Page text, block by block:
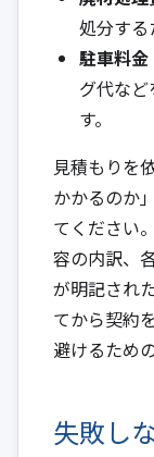
処分する
駐車料金
グ代な
す。
見積もりを
かかるのか
てください
容の内訳、
が明記され
てから契約
避けるため
失敗し